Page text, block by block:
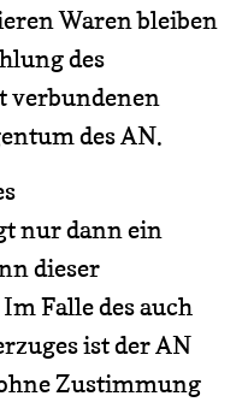
Waren bleiben
des
verbundenen
des AN.
nur dann ein
dieser
Falle des auch
ist der AN
Zustimmung